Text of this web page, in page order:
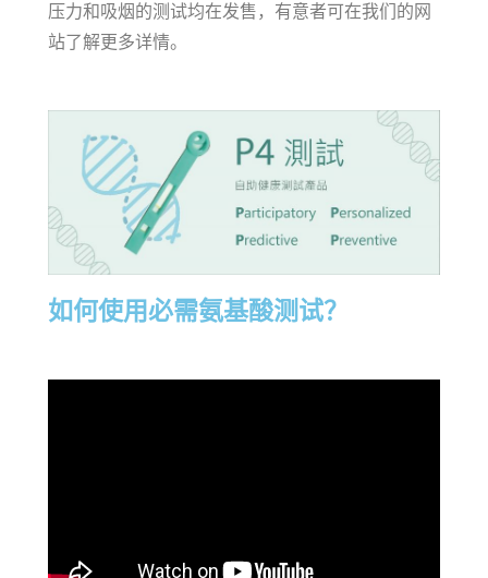
压力和吸烟的测试均在发售，有意者可在我们的网
站了解更多详情。
如何使用必需氨基酸测试？